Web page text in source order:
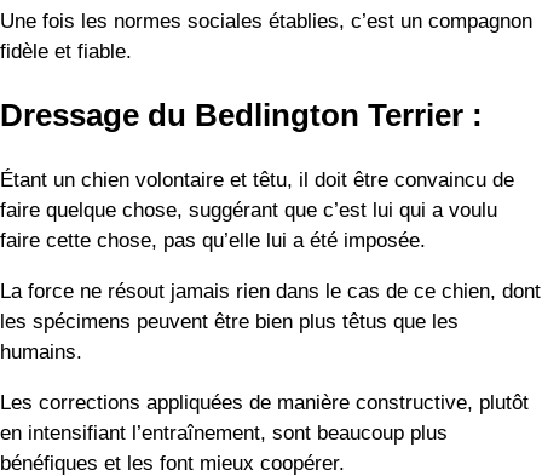
Une fois les normes sociales établies, c’est un compagnon
fidèle et fiable.
Dressage du Bedlington Terrier :
Étant un chien volontaire et têtu, il doit être convaincu de
faire quelque chose, suggérant que c’est lui qui a voulu
faire cette chose, pas qu’elle lui a été imposée.
La force ne résout jamais rien dans le cas de ce chien, dont
les spécimens peuvent être bien plus têtus que les
humains.
Les corrections appliquées de manière constructive, plutôt
en intensifiant l’entraînement, sont beaucoup plus
bénéfiques et les font mieux coopérer.